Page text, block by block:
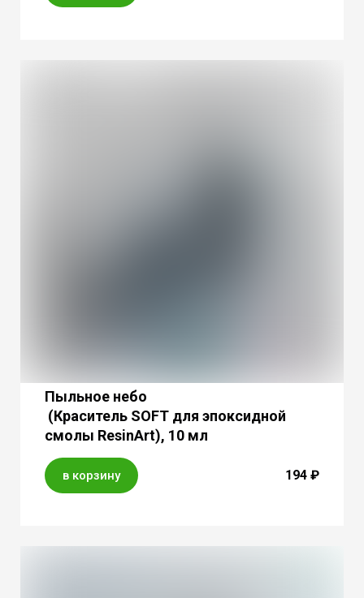
Пыльное небо
(Краситель SOFT для эпоксидной
смолы ResinArt), 10 мл
в корзину 194 ₽